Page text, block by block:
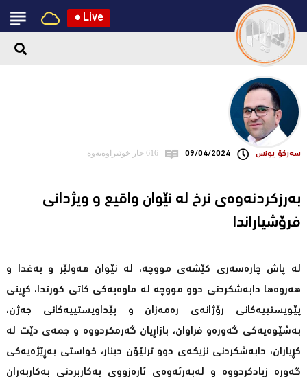
● Live
سه‌ركۆ یونس 09/04/2024 616 جار خوێنراوەتەوە
بەرزکردنەوەی نرخ لە نێوان واقیع و ویژدانی
فرۆشیاراندا
لە پاش چارەسەری کێشەی مووچە، لە نێوان هەولێر و بەغدا و
هەروەها دابەشکردنی دوو مووچە لە ماوەیەکی کاتی کورتدا، کڕینی
پێویستییەکانی رۆژانەی رەمەزان و پێداویستییەکانی جەژن،
بەشێوەیەکی گەورەو فراوان، بازاڕیان گەرمکردووە و جمەی دێت لە
کڕیاران، دابەشکردنی نزیکەی دوو ترلێۆن دینار، خواستی بەڕێژەیەکی
گەورە زیادکردووە و لەبەرئەوەی ئارەزووی بەکاربردنی بەکاربەران